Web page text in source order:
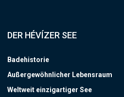
DER HÉVÍZER SEE
Badehistorie
Außergewöhnlicher Lebensraum
Weltweit einzigartiger See